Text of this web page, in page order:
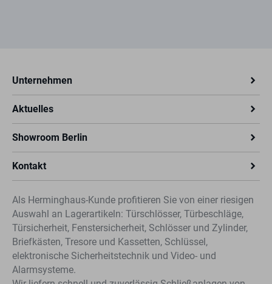
Unternehmen
Aktuelles
Showroom Berlin
Kontakt
Als Herminghaus-Kunde profitieren Sie von einer riesigen
Auswahl an Lagerartikeln: Türschlösser, Türbeschläge,
Türsicherheit, Fenstersicherheit, Schlösser und Zylinder,
Briefkästen, Tresore und Kassetten, Schlüssel,
elektronische Sicherheitstechnik und Video- und
Alarmsysteme.